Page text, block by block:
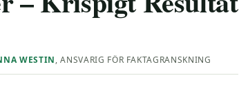
WESTIN, ANSVARIG FÖR FAKTAGRANSKNING